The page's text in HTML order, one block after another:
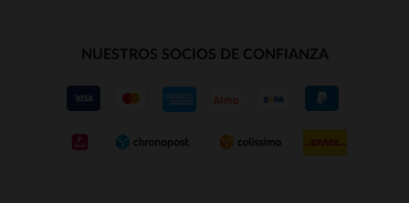
NUESTROS SOCIOS DE CONFIANZA